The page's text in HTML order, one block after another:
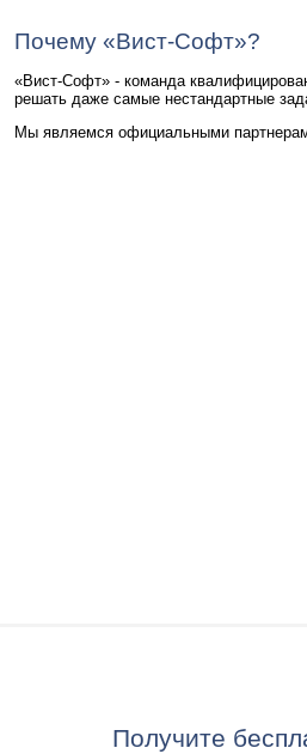
Почему «Вист-Софт»?
«Вист-Софт» - команда
решать даже самые нестандартные
Мы являемся официальными
Получите